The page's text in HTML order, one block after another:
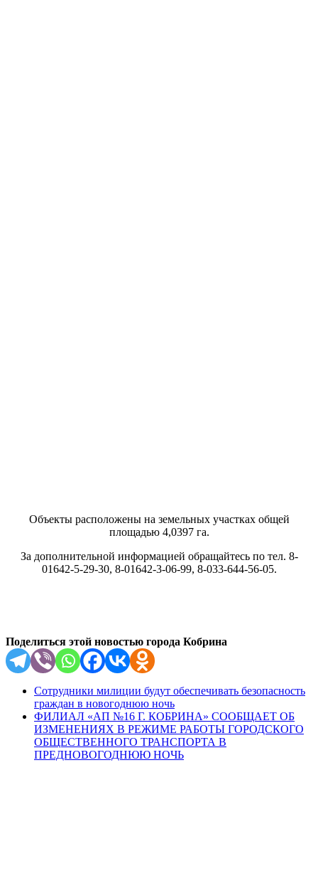
Объекты расположены на земельных участках общей
площадью 4,0397 га.
За дополнительной информацией обращайтесь по тел. 8-
01642-5-29-30, 8-01642-3-06-99, 8-033-644-56-05.
Поделиться этой новостью города Кобрина
Сотрудники милиции будут обеспечивать безопасность
граждан в новогоднюю ночь
ФИЛИАЛ «АП №16 Г. КОБРИНА» СООБЩАЕТ ОБ
ИЗМЕНЕНИЯХ В РЕЖИМЕ РАБОТЫ ГОРОДСКОГО
ОБЩЕСТВЕННОГО ТРАНСПОРТА В
ПРЕДНОВОГОДНЮЮ НОЧЬ